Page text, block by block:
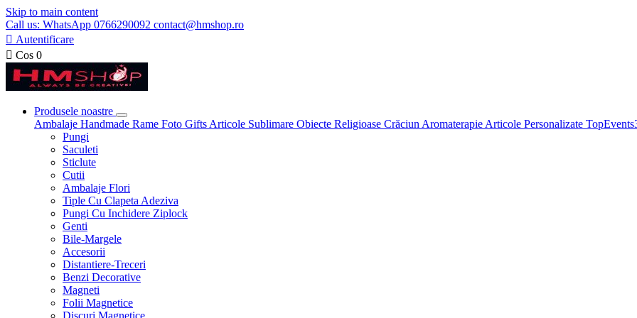
Skip to main content
Call us: WhatsApp 0766290092 contact@hmshop.ro
 Autentificare
 Cos 0
Produsele noastre
Ambalaje Handmade Rame Foto Gifts Articole Sublimare Obiecte Religioase Crăciun Aromaterapie Articole Personalizate
Pungi
Saculeti
Sticlute
Cutii
Ambalaje Flori
Tiple Cu Clapeta Adeziva
Pungi Cu Inchidere Ziplock
Genti
Bile-Margele
Accesorii
Distantiere-Treceri
Benzi Decorative
Magneti
Folii Magnetice
Discuri Magnetice